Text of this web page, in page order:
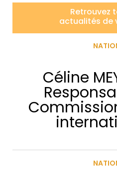
Retrouvez
actualités de
Céline